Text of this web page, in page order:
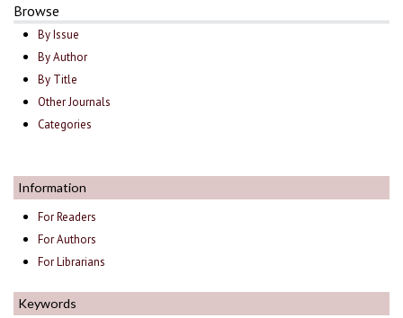
Browse
By Issue
By Author
By Title
Other Journals
Categories
Information
For Readers
For Authors
For Librarians
Keywords